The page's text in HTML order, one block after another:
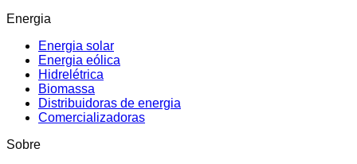
Energia
Energia solar
Energia eólica
Hidrelétrica
Biomassa
Distribuidoras de energia
Comercializadoras
Sobre